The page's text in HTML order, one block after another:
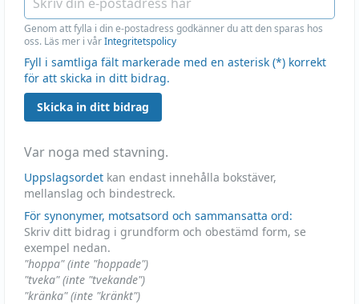
Genom att fylla i din e-postadress godkänner du att den sparas hos
oss. Läs mer i vårIntegritetspolicy
Fyll i samtliga fält markerade med en asterisk (*) korrekt
för att skicka in ditt bidrag.
Skicka in ditt bidrag
Var noga med stavning.
Uppslagsordet kan endast innehålla bokstäver,
mellanslag och bindestreck.
För synonymer, motsatsord och sammansatta ord:
Skriv ditt bidrag i grundform och obestämd form, se
exempel nedan.
"hoppa" (inte "hoppade")
"tveka" (inte "tvekande")
"kränka" (inte "kränkt")